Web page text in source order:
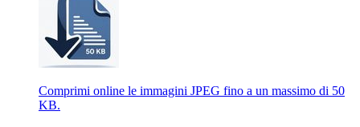
Comprimi online le immagini JPEG fino a un massimo di 50
KB.